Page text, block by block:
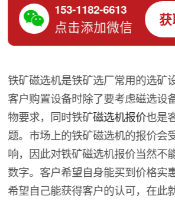
153-1182-6613
点击添加微信
铁矿磁选机是铁矿选厂常用的选矿
客户购置设备时除了要考虑磁选设
物要求，同时铁矿磁选机报价也是
题。市场上的铁矿磁选机的报价会
响，因此对铁矿磁选机报价当然不
数字。客户希望自身能买到价格实
希望自己能获得客户的认可，在此